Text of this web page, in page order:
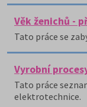
Věk ženichů -
Tato práce se
Vyrobní
Tato práce
elektrotechnice.